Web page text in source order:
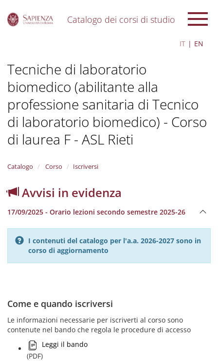
Catalogo dei corsi di studio
IT EN
Tecniche di laboratorio
biomedico (abilitante alla
professione sanitaria di Tecnico
di laboratorio biomedico) - Corso
di laurea F - ASL Rieti
Catalogo Corso Iscriversi
Avvisi in evidenza
17/09/2025 - Orario lezioni secondo semestre 2025-26
I contenuti del catalogo per l'a.a. 2026-2027 sono in
corso di aggiornamento
Come e quando iscriversi
Le informazioni necessarie per iscriverti al corso sono
contenute nel bando che regola le procedure di accesso
Leggi il bando
(PDF)